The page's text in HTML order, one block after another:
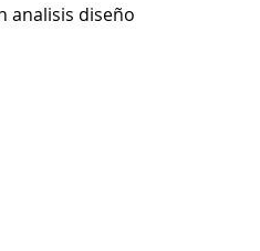
analisis diseño